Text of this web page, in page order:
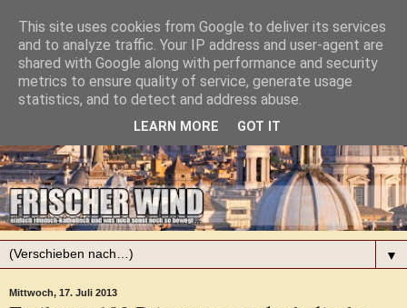
▼
Mittwoch, 17. Juli 2013
This site uses cookies from Google to deliver its services
and to analyze traffic. Your IP address and user-agent are
shared with Google along with performance and security
metrics to ensure quality of service, generate usage
statistics, and to detect and address abuse.
LEARN MORE GOT IT